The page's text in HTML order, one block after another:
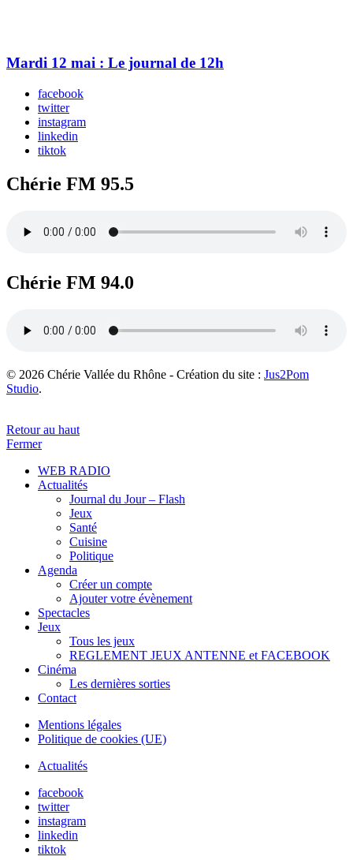
Mardi 12 mai : Le journal de 12h
facebook
twitter
instagram
linkedin
tiktok
Chérie FM 95.5
Chérie FM 94.0
© 2026 Chérie Vallée du Rhône - Création du site : Jus2Pom
Studio.
Retour au haut
Fermer
WEB RADIO
Actualités
Journal du Jour – Flash
Jeux
Santé
Cuisine
Politique
Agenda
Créer un compte
Ajouter votre évènement
Spectacles
Jeux
Tous les jeux
REGLEMENT JEUX ANTENNE et FACEBOOK
Cinéma
Les dernières sorties
Contact
Mentions légales
Politique de cookies (UE)
Actualités
facebook
twitter
instagram
linkedin
tiktok